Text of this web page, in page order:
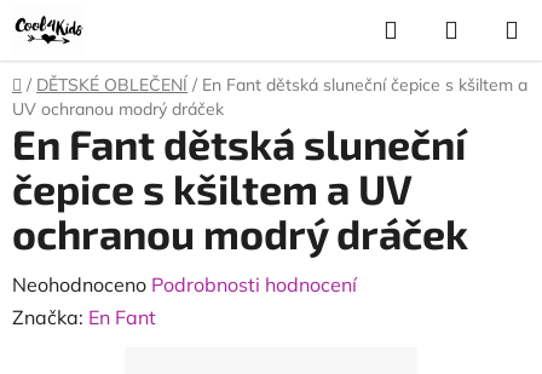
Přejít
na
obsah
Hledat
KOŠÍK
Domů
/ DĚTSKÉ OBLEČENÍ / En Fant dětská sluneční čepice s kšiltem a
UV ochranou modrý dráček
En Fant dětská sluneční
čepice s kšiltem a UV
ochranou modrý dráček
Průměrné
hodnocení
Neohodnoceno Podrobnosti hodnocení
Značka: En Fant